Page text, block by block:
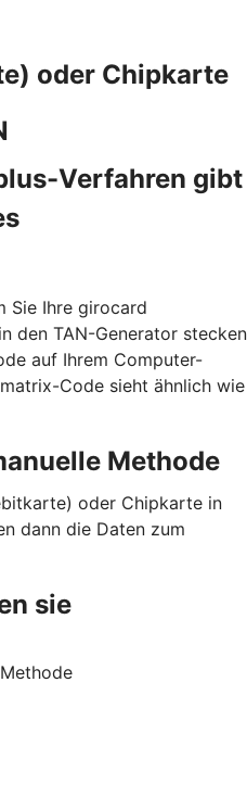
oder Chipkarte
Verfahren gibt
Sie Ihre girocard
den TAN-Generator stecken
auf Ihrem Computer-
Code sieht ähnlich wie
Methode
oder Chipkarte in
dann die Daten zum
sie